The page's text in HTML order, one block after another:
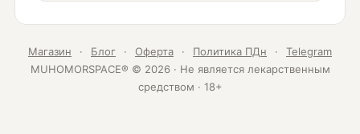
Магазин · Блог · Оферта · Политика ПДн ·
Telegram
MUHOMORSPACE® © 2026 · Не является лекарственным
средством · 18+